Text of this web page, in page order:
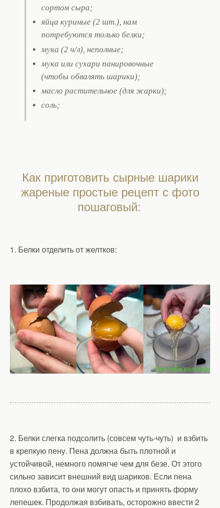
сортом сыра;
яйца куриные (2 шт.), нам
потребуются только белки;
мука (2 ч/л), неполные;
мука или сухари панировочные
(чтобы обвалять шарики);
масло растительное (для жарки);
соль;
Как приготовить сырные шарики
жареные простые рецепт с фото
пошаговый:
1. Белки отделить от желтков:
2. Белки слегка подсолить (совсем чуть-чуть) и взбить
в крепкую пену. Пена должна быть плотной и
устойчивой, немного помягче чем для безе. От этого
сильно зависит внешний вид шариков. Если пена
плохо взбита, то они могут опасть и принять форму
лепешек. Продолжая взбивать, осторожно ввести 2